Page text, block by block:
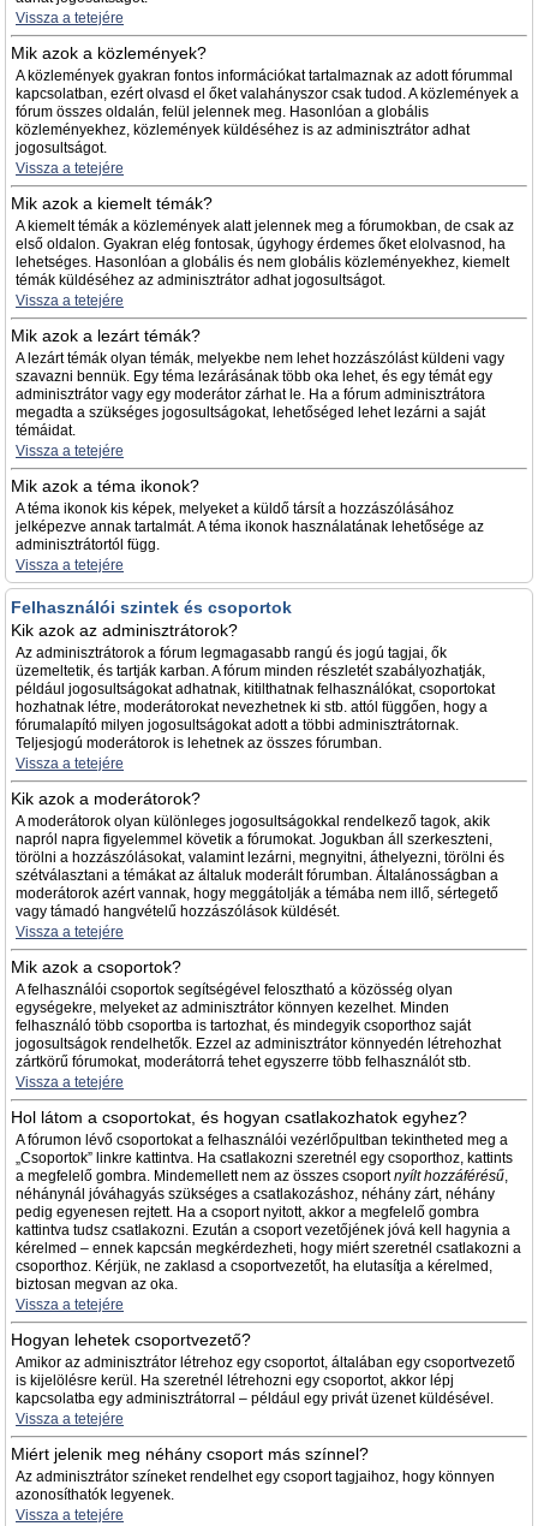
Vissza a tetejére
Mik azok a közlemények?
A közlemények gyakran fontos információkat tartalmaznak az adott fórummal
kapcsolatban, ezért olvasd el őket valahányszor csak tudod. A közlemények a
fórum összes oldalán, felül jelennek meg. Hasonlóan a globális
közleményekhez, közlemények küldéséhez is az adminisztrátor adhat
jogosultságot.
Vissza a tetejére
Mik azok a kiemelt témák?
A kiemelt témák a közlemények alatt jelennek meg a fórumokban, de csak az
első oldalon. Gyakran elég fontosak, úgyhogy érdemes őket elolvasnod, ha
lehetséges. Hasonlóan a globális és nem globális közleményekhez, kiemelt
témák küldéséhez az adminisztrátor adhat jogosultságot.
Vissza a tetejére
Mik azok a lezárt témák?
A lezárt témák olyan témák, melyekbe nem lehet hozzászólást küldeni vagy
szavazni bennük. Egy téma lezárásának több oka lehet, és egy témát egy
adminisztrátor vagy egy moderátor zárhat le. Ha a fórum adminisztrátora
megadta a szükséges jogosultságokat, lehetőséged lehet lezárni a saját
témáidat.
Vissza a tetejére
Mik azok a téma ikonok?
A téma ikonok kis képek, melyeket a küldő társít a hozzászólásához
jelképezve annak tartalmát. A téma ikonok használatának lehetősége az
adminisztrátortól függ.
Vissza a tetejére
Felhasználói szintek és csoportok
Kik azok az adminisztrátorok?
Az adminisztrátorok a fórum legmagasabb rangú és jogú tagjai, ők
üzemeltetik, és tartják karban. A fórum minden részletét szabályozhatják,
például jogosultságokat adhatnak, kitilthatnak felhasználókat, csoportokat
hozhatnak létre, moderátorokat nevezhetnek ki stb. attól függően, hogy a
fórumalapító milyen jogosultságokat adott a többi adminisztrátornak.
Teljesjogú moderátorok is lehetnek az összes fórumban.
Vissza a tetejére
Kik azok a moderátorok?
A moderátorok olyan különleges jogosultságokkal rendelkező tagok, akik
napról napra figyelemmel követik a fórumokat. Jogukban áll szerkeszteni,
törölni a hozzászólásokat, valamint lezárni, megnyitni, áthelyezni, törölni és
szétválasztani a témákat az általuk moderált fórumban. Általánosságban a
moderátorok azért vannak, hogy meggátolják a témába nem illő, sértegető
vagy támadó hangvételű hozzászólások küldését.
Vissza a tetejére
Mik azok a csoportok?
A felhasználói csoportok segítségével felosztható a közösség olyan
egységekre, melyeket az adminisztrátor könnyen kezelhet. Minden
felhasználó több csoportba is tartozhat, és mindegyik csoporthoz saját
jogosultságok rendelhetők. Ezzel az adminisztrátor könnyedén létrehozhat
zártkörű fórumokat, moderátorrá tehet egyszerre több felhasználót stb.
Vissza a tetejére
Hol látom a csoportokat, és hogyan csatlakozhatok egyhez?
A fórumon lévő csoportokat a felhasználói vezérlőpultban tekintheted meg a
„Csoportok” linkre kattintva. Ha csatlakozni szeretnél egy csoporthoz, kattints
a megfelelő gombra. Mindemellett nem az összes csoportnyílt hozzáférésű,
néhánynál jóváhagyás szükséges a csatlakozáshoz, néhány zárt, néhány
pedig egyenesen rejtett. Ha a csoport nyitott, akkor a megfelelő gombra
kattintva tudsz csatlakozni. Ezután a csoport vezetőjének jóvá kell hagynia a
kérelmed – ennek kapcsán megkérdezheti, hogy miért szeretnél csatlakozni a
csoporthoz. Kérjük, ne zaklasd a csoportvezetőt, ha elutasítja a kérelmed,
biztosan megvan az oka.
Vissza a tetejére
Hogyan lehetek csoportvezető?
Amikor az adminisztrátor létrehoz egy csoportot, általában egy csoportvezető
is kijelölésre kerül. Ha szeretnél létrehozni egy csoportot, akkor lépj
kapcsolatba egy adminisztrátorral – például egy privát üzenet küldésével.
Vissza a tetejére
Miért jelenik meg néhány csoport más színnel?
Az adminisztrátor színeket rendelhet egy csoport tagjaihoz, hogy könnyen
azonosíthatók legyenek.
Vissza a tetejére